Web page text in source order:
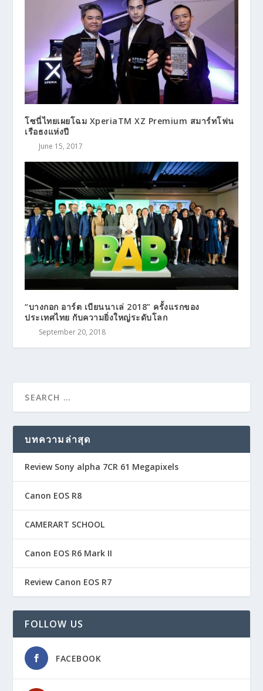
โซนี่ไทยเผยโฉม XperiaTM XZ Premium สมาร์ทโฟน
เรือธงแห่งปี
June 15, 2017
“บางกอก อาร์ต เบียนนาเล่ 2018” ครั้งแรกของ
ประเทศไทย กับความยิ่งใหญ่ระดับโลก
September 20, 2018
บทความล่าสุด
Review Sony alpha 7CR 61 Megapixels
Canon EOS R8
CAMERART SCHOOL
Canon EOS R6 Mark II
Review Canon EOS R7
FOLLOW US
FACEBOOK